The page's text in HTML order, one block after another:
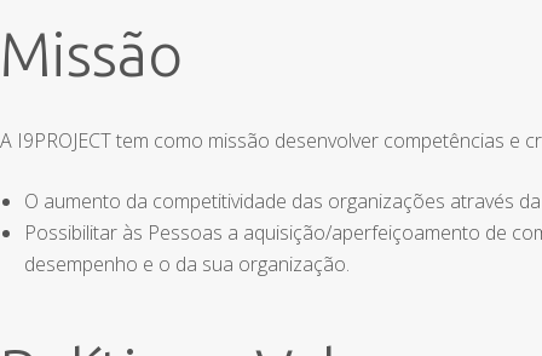
Missão
A I9PROJECT tem como missão desenvolver competências e
O aumento da competitividade das organizações através
Possibilitar às Pessoas a aquisição/aperfeiçoamento de
desempenho e o da sua organização.